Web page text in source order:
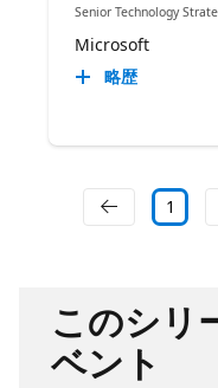
Senior Technology
Microsoft
略歴
1
このシリ
ベント